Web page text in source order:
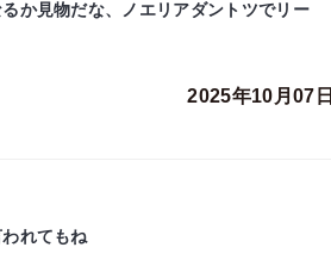
か見物だな、ノエリアダントツでリー
2025年10月07日
れてもね